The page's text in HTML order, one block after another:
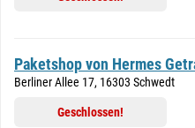
Paketshop von Hermes
Berliner Allee 17, 16303 Schwedt
Geschlossen!